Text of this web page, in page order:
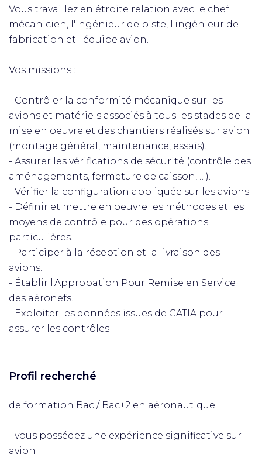
Vous travaillez en étroite relation avec le chef
mécanicien, l'ingénieur de piste, l'ingénieur de
fabrication et l'équipe avion.
Vos missions :
- Contrôler la conformité mécanique sur les
avions et matériels associés à tous les stades de la
mise en oeuvre et des chantiers réalisés sur avion
(montage général, maintenance, essais).
- Assurer les vérifications de sécurité (contrôle des
aménagements, fermeture de caisson, …).
- Vérifier la configuration appliquée sur les avions.
- Définir et mettre en oeuvre les méthodes et les
moyens de contrôle pour des opérations
particulières.
- Participer à la réception et la livraison des
avions.
- Établir l'Approbation Pour Remise en Service
des aéronefs.
- Exploiter les données issues de CATIA pour
assurer les contrôles
Profil recherché
de formation Bac / Bac+2 en aéronautique
- vous possédez une expérience significative sur
avion